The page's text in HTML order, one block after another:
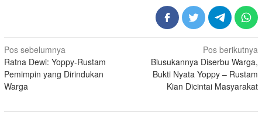
Navigasi
pos
Pos sebelumnya
Ratna Dewi: Yoppy-Rustam
Pemimpin yang Dirindukan
Warga
Pos berikutnya
Blusukannya Diserbu Warga,
Bukti Nyata Yoppy – Rustam
Kian Dicintai Masyarakat